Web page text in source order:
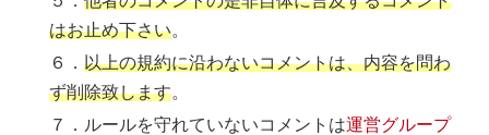
はお止め下さい。
６．以上の規約に沿わないコメントは、内容を問わ
ず削除致します。
７．ルールを守れていないコメントは運営グループ